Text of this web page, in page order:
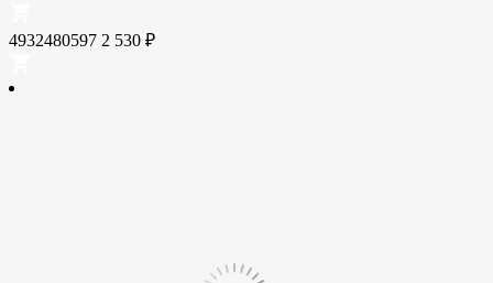
4932480597 2 530 ₽